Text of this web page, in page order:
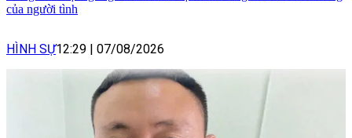
của người tình
HÌNH SỰ12:29 | 07/08/2026